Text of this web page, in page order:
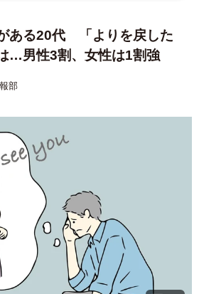
ある20代 「よりを戻した
…男性3割、女性は1割強
部